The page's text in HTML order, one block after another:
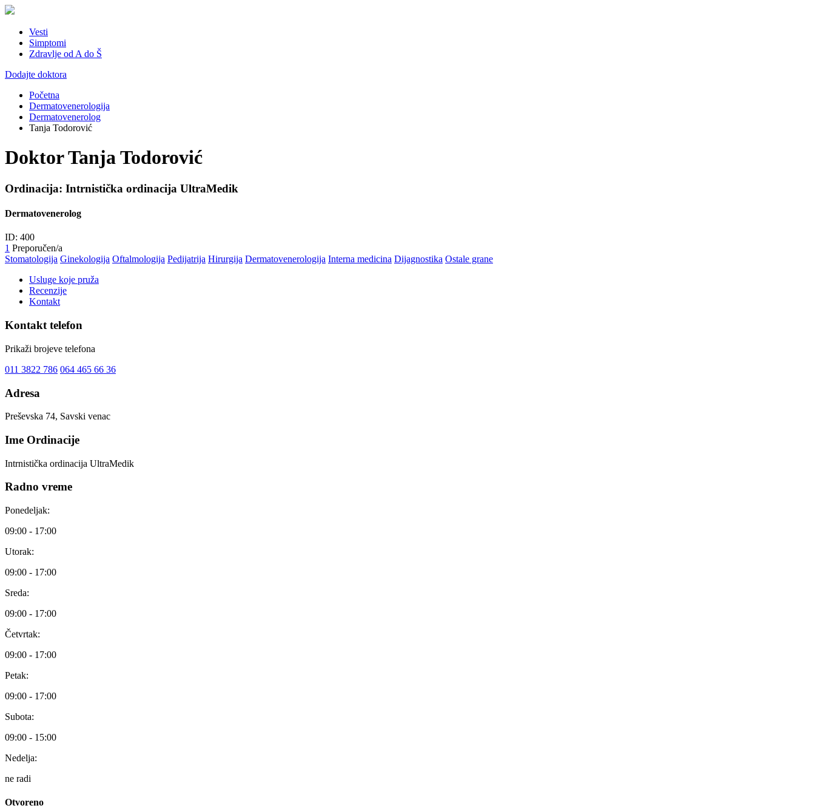
Vesti
Simptomi
Zdravlje od A do Š
Dodajte doktora
Početna
Dermatovenerologija
Dermatovenerolog
Tanja Todorović
Doktor Tanja Todorović
Ordinacija: Intrnistička ordinacija UltraMedik
Dermatovenerolog
ID: 400
1 Preporučen/a
Stomatologija Ginekologija Oftalmologija Pedijatrija Hirurgija Dermatovenerologija Interna medicina Dijagnostika Ostale grane
Usluge koje pruža
Recenzije
Kontakt
Kontakt telefon
Prikaži brojeve telefona
011 3822 786 064 465 66 36
Adresa
Preševska 74, Savski venac
Ime Ordinacije
Intrnistička ordinacija UltraMedik
Radno vreme
Ponedeljak:
09:00 - 17:00
Utorak:
09:00 - 17:00
Sreda:
09:00 - 17:00
Četvrtak:
09:00 - 17:00
Petak:
09:00 - 17:00
Subota:
09:00 - 15:00
Nedelja:
ne radi
Otvoreno